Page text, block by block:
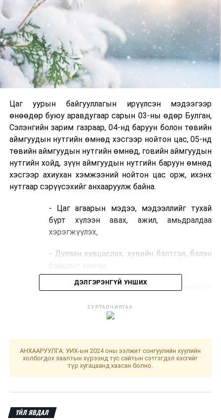
Цаг уурын байгууллагын ирүүлсэн мэдээгээр
өнөөдөр буюу аравдугаар сарын 03-ны өдөр Булган,
Сэлэнгийн зарим газраар, 04-нд баруун болон төвийн
аймгуудын нутгийн өмнөд хэсгээр нойтон цас, 05-нд
төвийн аймгуудын нутгийн өмнөд, говийн аймгуудын
нутгийн хойд, зүүн аймгуудын нутгийн баруун өмнөд
хэсгээр ахиухан хэмжээний нойтон цас орж, ихэнх
нутгаар сэрүүсэхийг анхааруулж байна.
- Цаг агаарын мэдээ, мэдээллийг тухай
бүрт хүлээн авах, ажил, амьдралдаа
хэрэгжүүлэх,
- Дулаан хувцаслах, хувийн бэлтгэл, бэлэн
- Хол, ойрын замд гарахдаа автомашин
шатахууны нөөцтэй зорчих,
Холбогдох байгууллагаас гаргаж байгаа заавар,
зөвлөмжийг цаг тухай бүрт хүлээн авч,
ДЭЛГЭРЭНГҮЙ УНШИХ
СУРТАЛЧИЛГАА
АНХААРУУЛГА: УИХ-ын 2024 оны ээлжит сонгуулийн хуулийн
холбогдох заалтын хүрээнд тус сайтын сэтгэгдэл хэсгийг
түр хугацаанд хаасан болно.
ҮЙЛ ЯВДАЛ